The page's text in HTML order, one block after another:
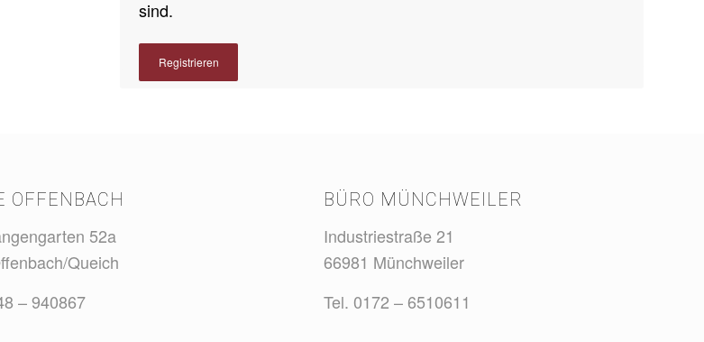
sind.
Registrieren
OFFENBACH
52a
Queich
– 940867
BÜRO MÜNCHWEILER
Industriestraße 21
66981 Münchweiler
Tel. 0172 – 6510611